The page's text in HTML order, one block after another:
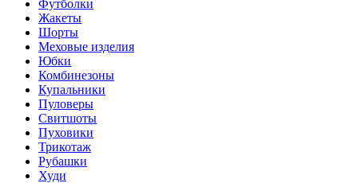
Футболки
Жакеты
Шорты
Меховые изделия
Юбки
Комбинезоны
Купальники
Пуловеры
Свитшоты
Пуховики
Трикотаж
Рубашки
Худи